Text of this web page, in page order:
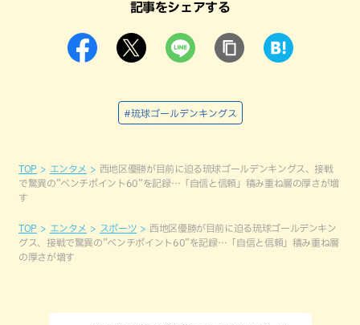
記事をシェアする
#琉球ゴールデンキングス
TOP エンタメ
西地区優勝が目前に迫る琉球ゴールデンキングス、接戦
で驚異の”ベンチポイント60”を記録…「自信と信頼」積み重ね層の厚さが増
す
TOP エンタメ スポーツ
西地区優勝が目前に迫る琉球ゴールデンキン
グス、接戦で驚異の”ベンチポイント60”を記録…「自信と信頼」積み重ね層
の厚さが増す